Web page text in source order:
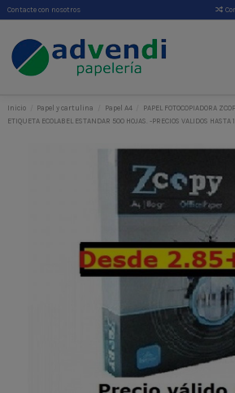
Contacte con nosotros
Inicio Papel y cartulina Papel A4
PAPEL FOTOCOPIADORA
ETIQUETA ECOLABEL ESTANDAR 500 HOJAS. -PRECIOS VALIDOS HASTA